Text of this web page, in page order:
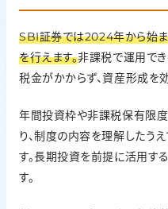
SBI証券では2024年から始
を行えます。非課税で運用で
税金がかからず、資産形成を
年間投資枠や非課税保有限
り、制度の内容を理解したう
す。長期投資を前提に活用す
す。